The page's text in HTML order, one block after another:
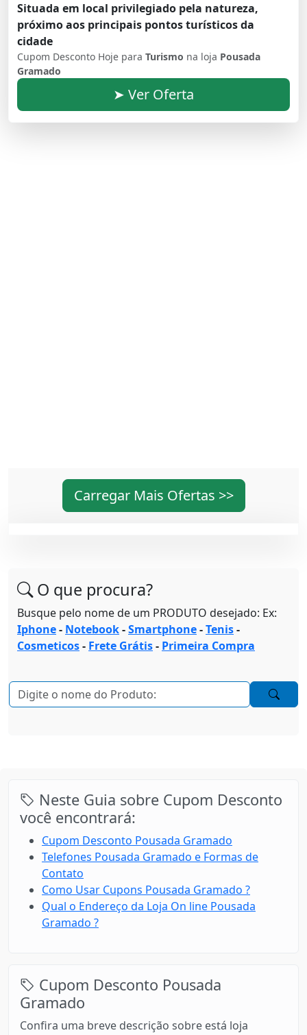
Situada em local privilegiado pela natureza,
próximo aos principais pontos turísticos da
cidade
Cupom Desconto Hoje para Turismo na loja Pousada
Gramado
➤ Ver Oferta
Carregar Mais Ofertas >>
O que procura?
Busque pelo nome de um PRODUTO desejado: Ex:
Iphone- Notebook-Smartphone-Tenis-
Cosmeticos- Frete Grátis- Primeira Compra
Neste Guia sobre Cupom Desconto
você encontrará:
Cupom Desconto Pousada Gramado
Telefones Pousada Gramado e Formas de
Contato
Como Usar Cupons Pousada Gramado ?
Qual o Endereço da Loja On line Pousada
Gramado ?
Cupom Desconto Pousada
Gramado
Confira uma breve descrição sobre está loja